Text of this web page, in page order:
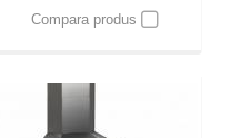
Compara produs